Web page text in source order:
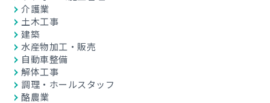
介護業
土木工事
建築
水産物加工・販売
自動車整備
解体工事
調理・ホールスタッフ
酪農業